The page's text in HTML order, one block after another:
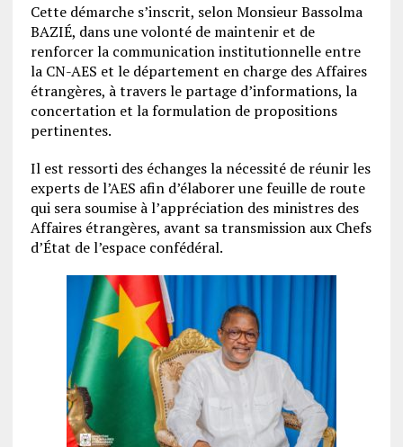
Cette démarche s’inscrit, selon Monsieur Bassolma
BAZIÉ, dans une volonté de maintenir et de
renforcer la communication institutionnelle entre
la CN-AES et le département en charge des Affaires
étrangères, à travers le partage d’informations, la
concertation et la formulation de propositions
pertinentes.
Il est ressorti des échanges la nécessité de réunir les
experts de l’AES afin d’élaborer une feuille de route
qui sera soumise à l’appréciation des ministres des
Affaires étrangères, avant sa transmission aux Chefs
d’État de l’espace confédéral.